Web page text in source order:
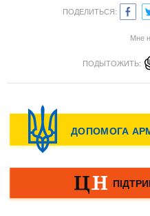
ПОДЕЛИТЬСЯ:
Мне
ПОДЫТОЖИТЬ: